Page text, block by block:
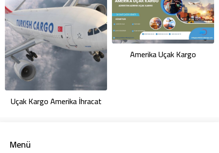
Uçak Kargo Amerika İhracat
Amerika Uçak Kargo
Menü